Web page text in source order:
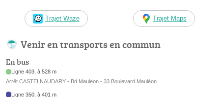
Trajet Waze Trajet Maps
Venir en transports en commun
En bus
Ligne 403, à 528 m
Arrêt CASTELNAUDARY - Bd Mauleon - 33 Boulevard Mauléon
Ligne 350, à 401 m